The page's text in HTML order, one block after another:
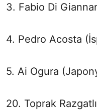
3. Fabio Di
4. Pedro Acosta
5. Ai Ogura
20. Toprak